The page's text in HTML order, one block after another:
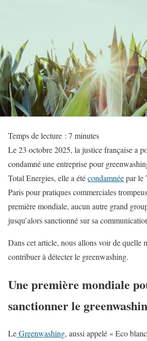
Temps de lecture : 7 minutes
Le 23 octobre 2025, la justice française a
condamné une entreprise pour
Total Energies, elle a étécondamnéepar le
Paris pour pratiques commerciales
première mondiale, aucun autre grand
jusqu’alors sanctionné sur sa
Dans cet article, nous allons voir de quelle
contribuer à détecter le greenwashing.
Une première mondiale
sanctionner le
LeGreenwashing, aussi appelé « Eco